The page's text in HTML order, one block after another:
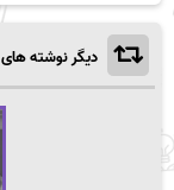
دیگر نوشته های